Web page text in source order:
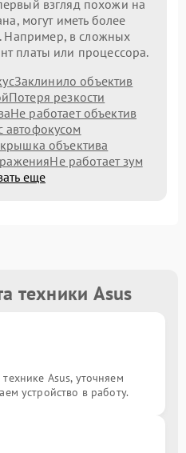
взгляд похожи на
могут иметь более
Например, в сложных
платы или процессора.
Заклинило объектив
Потеря резкости
Не работает объектив
объектива
Не работает зум
еще
техники Asus
Asus, уточняем
устройство в работу.